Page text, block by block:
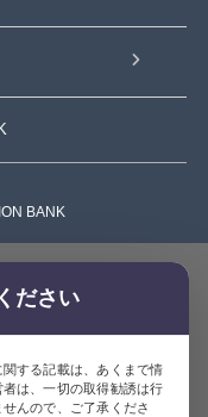
BANK
ださい
する記載は、あくまで情
は、一切の取得勧誘は行
んので、ご了承くださ